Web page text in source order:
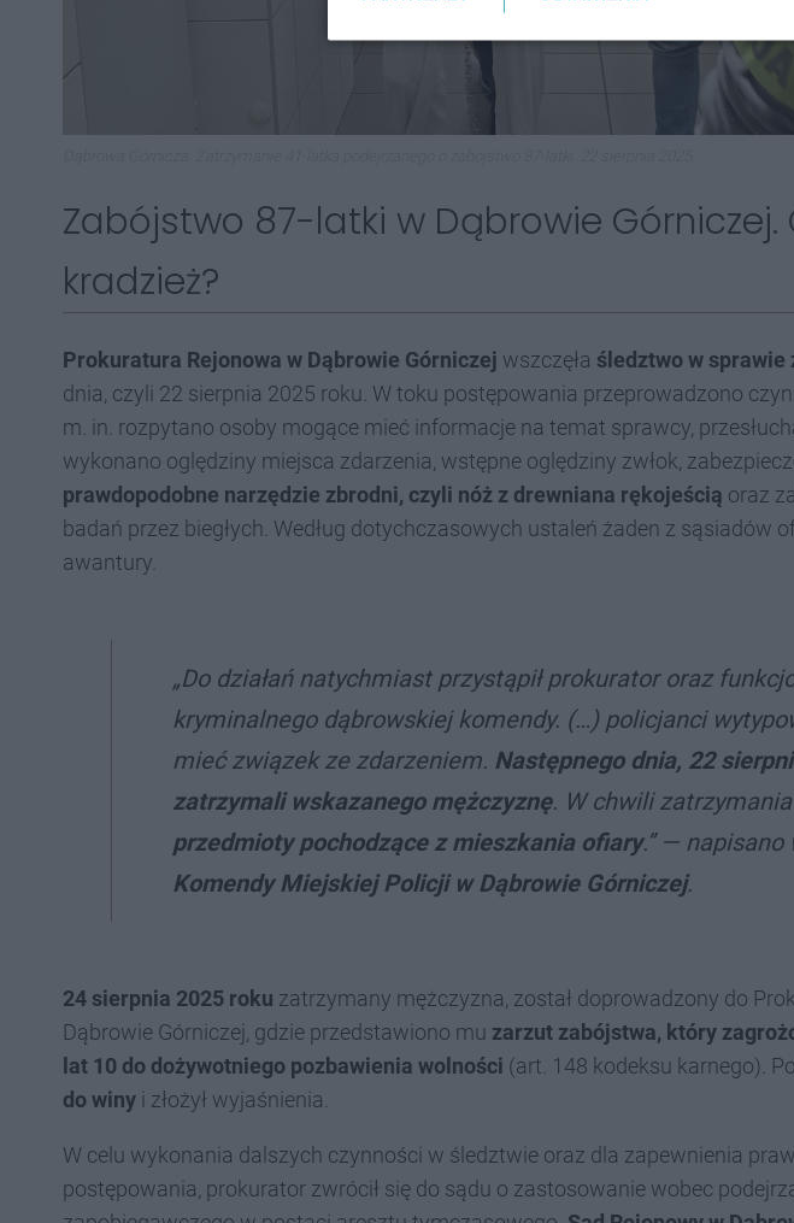
Zabójstwo 87-latki w Dąbrowie Górniczej.
kradzież?
Prokuratura Rejonowa w Dąbrowie Górniczej wszczęła śledztwo w sprawie
dnia, czyli 22 sierpnia 2025 roku. W toku postępowania przeprowadzono
m. in. rozpytano osoby mogące mieć informacje na temat sprawcy,
wykonano oględziny miejsca zdarzenia, wstępne oględziny zwłok,
prawdopodobne narzędzie zbrodni, czyli nóż z drewniana rękojeścią oraz
badań przez biegłych. Według dotychczasowych ustaleń żaden z sąsiadów
awantury.
„Do działań natychmiast przystąpił prokurator oraz
kryminalnego dąbrowskiej komendy. (…) policjanci
mieć związek ze zdarzeniem. Następnego dnia, 22
zatrzymali wskazanego mężczyznę. W chwili zatrzymania
przedmioty pochodzące z mieszkania ofiary.” — napisano
Komendy Miejskiej Policji w Dąbrowie Górniczej.
24 sierpnia 2025 roku zatrzymany mężczyzna, został doprowadzony do
Dąbrowie Górniczej, gdzie przedstawiono mu zarzut zabójstwa, który
lat 10 do dożywotniego pozbawienia wolności (art. 148 kodeksu karnego).
do winy i złożył wyjaśnienia.
W celu wykonania dalszych czynności w śledztwie oraz dla zapewnienia
postępowania, prokurator zwrócił się do sądu o zastosowanie wobec